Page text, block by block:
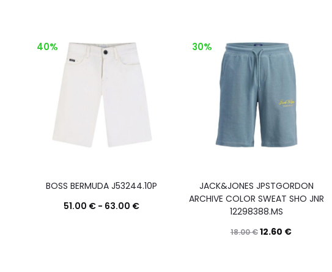
40%
BOSS BERMUDA J53244.10P
51.00 € - 63.00 €
30%
JACK&JONES JPSTGORDON
ARCHIVE COLOR SWEAT SHO JNR
12298388.MS
18.00€12.60 €